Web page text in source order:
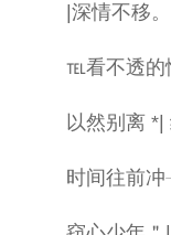
|深情不移
℡看不透的
以然别离
时间往前